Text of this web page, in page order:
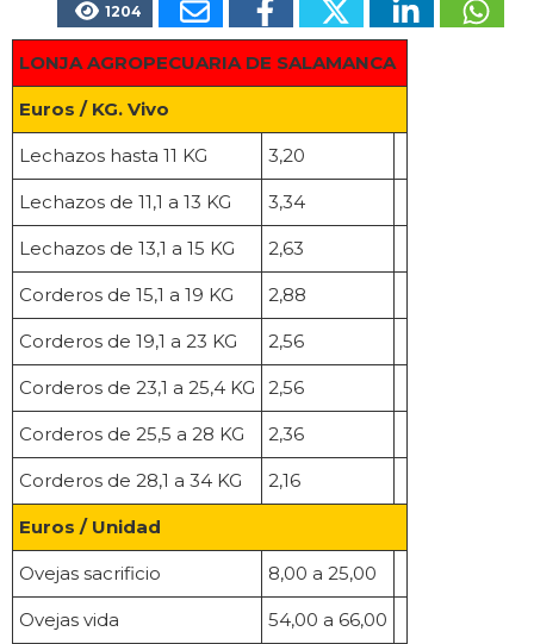
1204
LONJA AGROPECUARIA DE SALAMANCA
Euros / KG. Vivo
Lechazos hasta 11 KG 3,20
Lechazos de 11,1 a 13 KG 3,34
Lechazos de 13,1 a 15 KG 2,63
Corderos de 15,1 a 19 KG 2,88
Corderos de 19,1 a 23 KG 2,56
Corderos de 23,1 a 25,4 KG 2,56
Corderos de 25,5 a 28 KG 2,36
Corderos de 28,1 a 34 KG 2,16
Euros / Unidad
Ovejas sacrificio 8,00 a 25,00
Ovejas vida 54,00 a 66,00